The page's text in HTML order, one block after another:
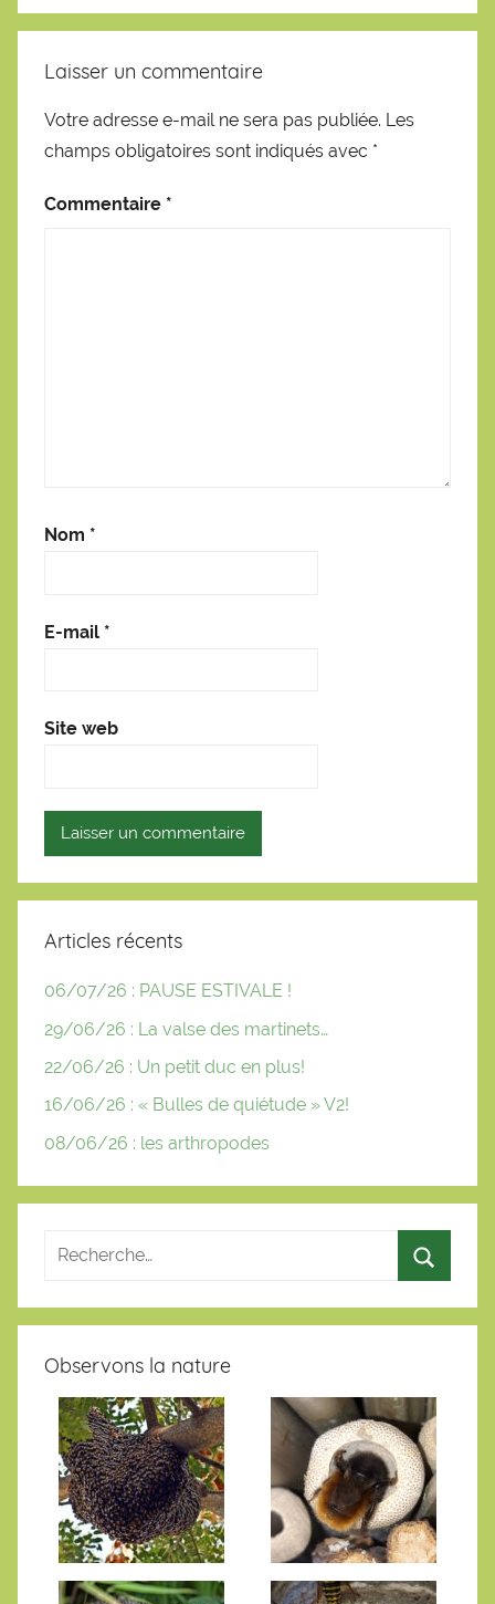
Laisser un commentaire
Votre adresse e-mail ne sera pas publiée. Les
champs obligatoires sont indiqués avec *
Commentaire *
Nom *
E-mail *
Site web
Articles récents
06/07/26 : PAUSE ESTIVALE !
29/06/26 : La valse des martinets…
22/06/26 : Un petit duc en plus!
16/06/26 : « Bulles de quiétude » V2!
08/06/26 : les arthropodes
Observons la nature